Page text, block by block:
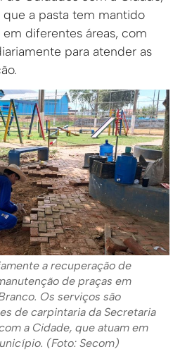
que a pasta tem mantido
diferentes áreas, com
para atender as
a recuperação de
de praças em
Os serviços são
de carpintaria da Secretaria
a Cidade, que atuam em
(Foto: Secom)